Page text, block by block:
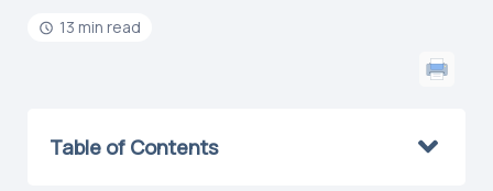
13 min read
Table of Contents